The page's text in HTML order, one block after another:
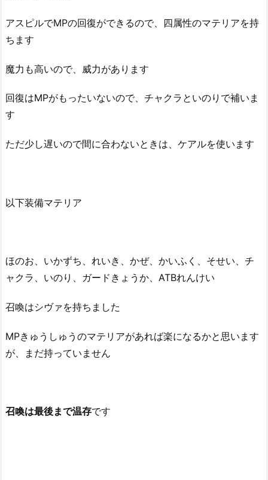
アスピルでMPの回復ができるので、四属性のマテリアを持
ちます
魔力も高いので、威力があります
回復はMPがもったいないので、チャクラといのりで補いま
す
ただ少し遅いので間に合わないときは、ケアルを使います
以下装備マテリア
ほのお、いかずち、れいき、かぜ、かいふく、そせい、チ
ャクラ、いのり、ガードきょうか、ATBれんけい
召喚はシヴァを持ちました
MPきゅうしゅうのマテリアがあれば楽になるかと思います
が、まだ持っていません
召喚は最後まで温存です